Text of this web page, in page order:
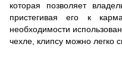
которая позволяет
пристегивая его к
необходимости
чехле, клипсу можно легко